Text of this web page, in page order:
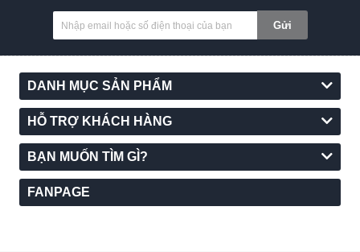
Gửi
DANH MỤC SẢN PHẨM
HỖ TRỢ KHÁCH HÀNG
BẠN MUỐN TÌM GÌ?
FANPAGE